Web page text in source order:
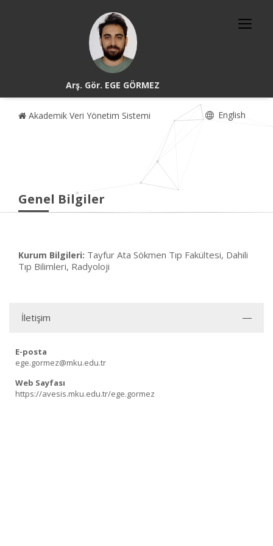
Arş. Gör. EGE GÖRMEZ
Akademik Veri Yönetim Sistemi English
Genel Bilgiler
Kurum Bilgileri: Tayfur Ata Sökmen Tıp Fakültesi, Dahili
Tıp Bilimleri, Radyoloji
İletişim
E-posta
ege.gormez@mku.edu.tr
Web Sayfası
https://avesis.mku.edu.tr/ege.gormez